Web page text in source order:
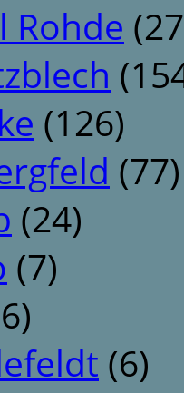
Rohde
(126)
(77)
(24)
(7)
(6)